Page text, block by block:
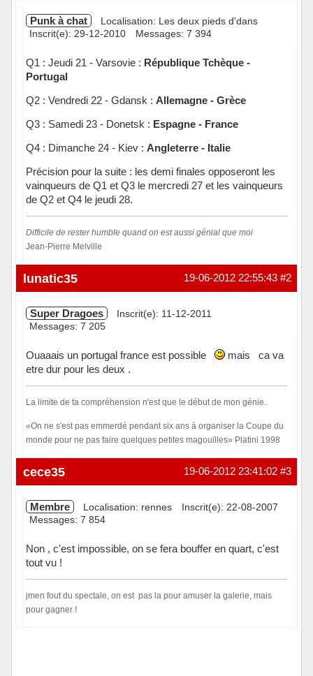
Punk à chat
Localisation: Les deux pieds d'dans
Inscrit(e): 29-12-2010
Messages: 7 394
Q1 : Jeudi 21 - Varsovie : République Tchèque -
Portugal
Q2 : Vendredi 22 - Gdansk : Allemagne - Grèce
Q3 : Samedi 23 - Donetsk : Espagne - France
Q4 : Dimanche 24 - Kiev : Angleterre - Italie
Précision pour la suite : les demi finales opposeront les
vainqueurs de Q1 et Q3 le mercredi 27 et les vainqueurs
de Q2 et Q4 le jeudi 28.
Difficile de rester humble quand on est aussi génial que moi
Jean-Pierre Melville
Hors ligne #2
19-06-2012 22:55:43
lunatic35
Super Dragoes
Inscrit(e): 11-12-2011
Messages: 7 205
Ouaaais un portugal france est possible
mais ca va
etre dur pour les deux .
La limite de ta compréhension n'est que le début de mon génie.
«On ne s'est pas emmerdé pendant six ans à organiser la Coupe du
monde pour ne pas faire quelques petites magouilles» Platini 1998
Hors ligne #3
19-06-2012 23:41:02
cece35
Membre Localisation: rennes
Inscrit(e): 22-08-2007
Messages: 7 854
Non , c'est impossible, on se fera bouffer en quart, c'est
tout vu !
jmen fout du spectale, on est pas la pour amuser la galerie, mais
pour gagner !